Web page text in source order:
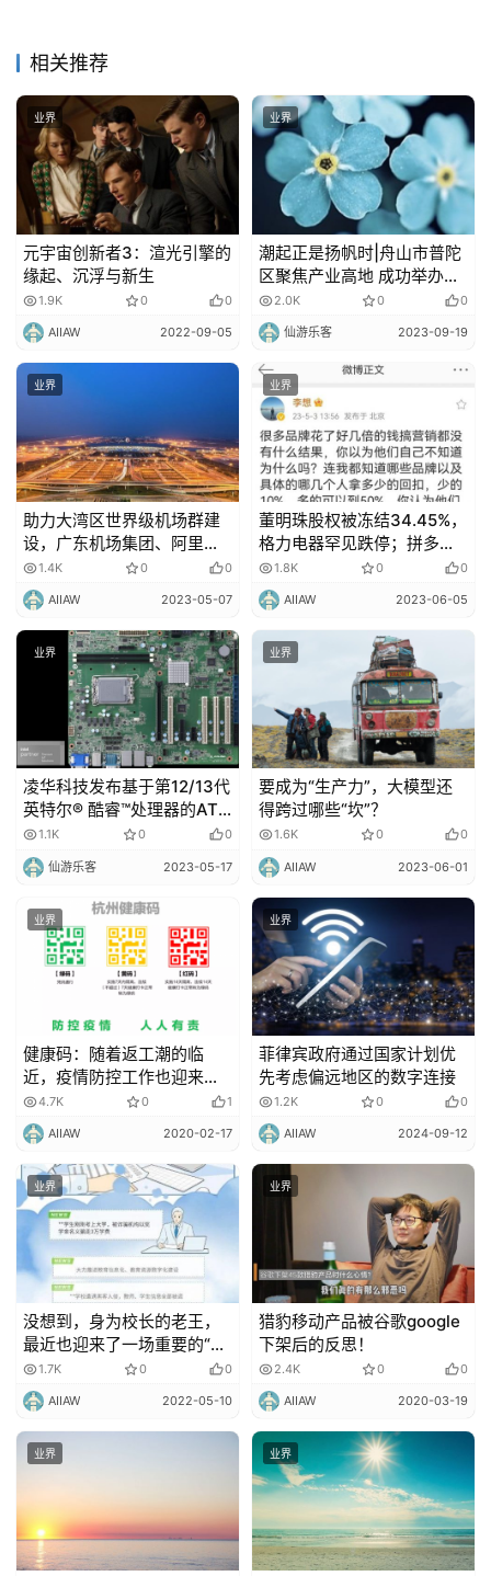
相关推荐
业界
元宇宙创新者3：渲光引擎的
缘起、沉浮与新生
1.9K 0 0
AIIAW 2022-09-05
业界
潮起正是扬帆时|舟山市普陀
区聚焦产业高地 成功举办先
进智造深圳分站赛
2.0K 0 0
仙游乐客 2023-09-19
业界
助力大湾区世界级机场群建
设，广东机场集团、阿里云
联合启动数据治理与中台建
设
1.4K 0 0
AIIAW 2023-05-07
业界
董明珠股权被冻结34.45%，
格力电器罕见跌停；拼多多
紧急否认跑路，最新回应
1.8K 0 0
AIIAW 2023-06-05
业界
凌华科技发布基于第12/13代
英特尔® 酷睿™处理器的ATX
主板IMB-M47H
1.1K 0 0
仙游乐客 2023-05-17
业界
要成为“生产力”，大模型还
得跨过哪些“坎”？
1.6K 0 0
AIIAW 2023-06-01
业界
健康码：随着返工潮的临
近，疫情防控工作也迎来一
个小高潮！
4.7K 0 1
AIIAW 2020-02-17
业界
菲律宾政府通过国家计划优
先考虑偏远地区的数字连接
1.2K 0 0
AIIAW 2024-09-12
业界
没想到，身为校长的老王，
最近也迎来了一场重要的“考
试”1.7K 0 0
AIIAW 2022-05-10
业界
猎豹移动产品被谷歌google
下架后的反思！
2.4K 0 0
AIIAW 2020-03-19
业界 业界